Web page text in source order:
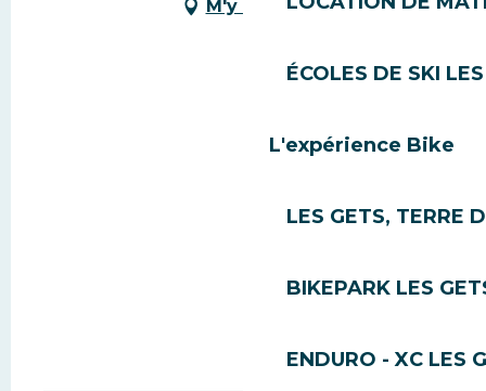
ÉCOLES DE SKI
L'expérience Bike
LES GETS, TERRE
BIKEPARK LES
ENDURO - XC LES
M'y rendre